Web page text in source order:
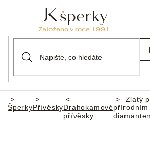
Domů
ŠperkyPřívěskyDrahokamové
přívěsky
Zlatý